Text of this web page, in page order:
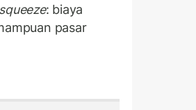
: biaya
pasar